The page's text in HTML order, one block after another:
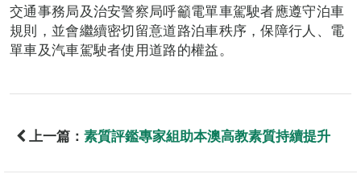
交通事務局及治安警察局呼籲電單車駕駛者應遵守泊車
規則，並會繼續密切留意道路泊車秩序，保障行人、電
單車及汽車駕駛者使用道路的權益。
上一篇： 素質評鑑專家組助本澳高教素質持續提升